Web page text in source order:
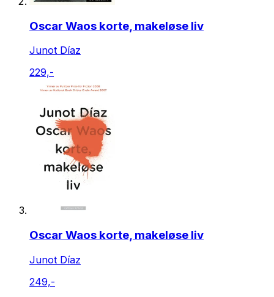
Oscar Waos korte, makeløse liv
Junot Díaz
229,-
Oscar Waos korte, makeløse liv
Junot Díaz
249,-